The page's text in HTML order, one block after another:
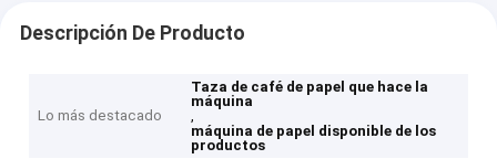
Descripción De Producto
Lo más destacado
Taza de café de papel que hace la
máquina
,
máquina de papel disponible de los
productos